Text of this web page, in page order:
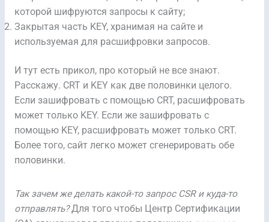
которой шифруются запросы к сайту;
Закрытая часть KEY, хранимая на сайте и
используемая для расшифровки запросов.
И тут есть прикол, про который не все знают.
Расскажу. CRT и KEY как две половинки целого.
Если зашифровать с помощью CRT, расшифровать
может только KEY. Если же зашифровать с
помощью KEY, расшифровать может только CRT.
Более того, сайт легко может сгенерировать обе
половинки.
Так зачем же делать какой-то запрос CSR и куда-то
отправлять?Для того чтобы Центр Сертификации